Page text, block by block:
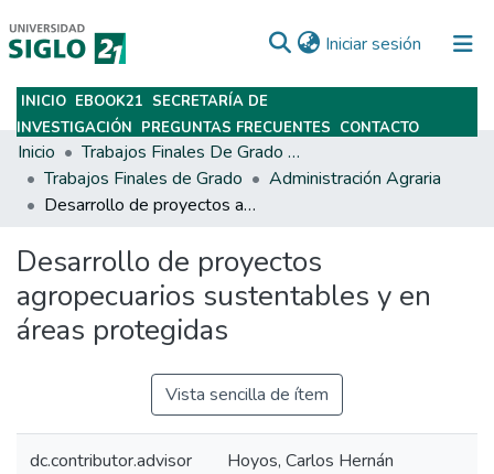
Iniciar sesión (current)
Subir
INICIO EBOOK21 SECRETARÍA DE
INVESTIGACIÓN PREGUNTAS FRECUENTES CONTACTO
Inicio
Trabajos Finales De Grado Y Posgrado
Trabajos Finales de Grado
Administración Agraria
Desarrollo de proyectos agropecuarios sustentables y en áreas protegidas
Desarrollo de proyectos
agropecuarios sustentables y en
áreas protegidas
Vista sencilla de ítem
dc.contributor.advisor Hoyos, Carlos Hernán